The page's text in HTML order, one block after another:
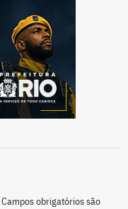
Campos obrigatórios são